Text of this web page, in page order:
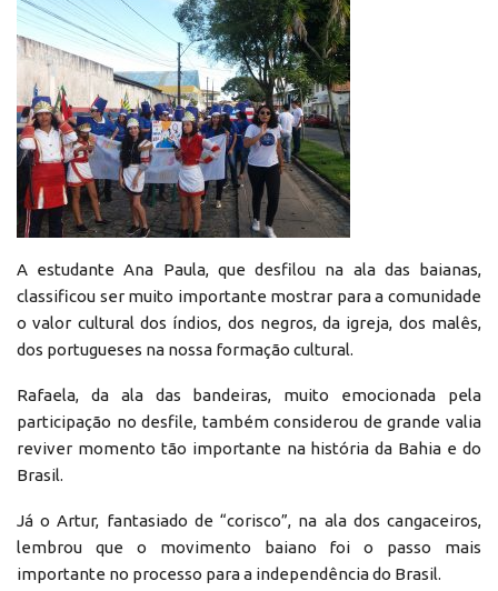
A estudante Ana Paula, que desfilou na ala das baianas,
classificou ser muito importante mostrar para a comunidade
o valor cultural dos índios, dos negros, da igreja, dos malês,
dos portugueses na nossa formação cultural.
Rafaela, da ala das bandeiras, muito emocionada pela
participação no desfile, também considerou de grande valia
reviver momento tão importante na história da Bahia e do
Brasil.
Já o Artur, fantasiado de “corisco”, na ala dos cangaceiros,
lembrou que o movimento baiano foi o passo mais
importante no processo para a independência do Brasil.